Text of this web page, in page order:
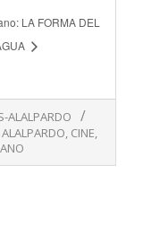
LA FORMA DEL
ALALPARDO
ALALPARDO, CINE,